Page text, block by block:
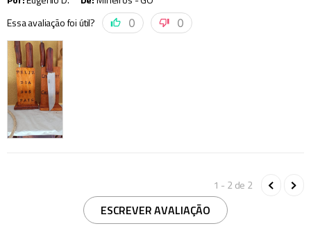
Essa avaliação foi útil?
0 0
1 - 2 de 2
ESCREVER AVALIAÇÃO